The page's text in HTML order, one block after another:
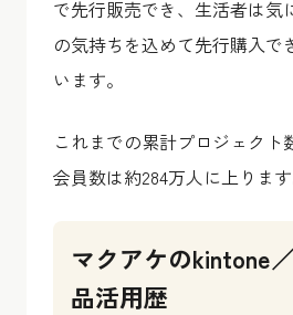
で先行販売でき、生活者は気
の気持ちを込めて先行購入で
います。
これまでの累計プロジェクト
会員数は約284万人に上ります
マクアケのkintone
品活用歴